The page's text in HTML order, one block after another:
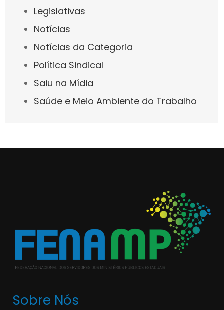
Legislativas
Notícias
Notícias da Categoria
Política Sindical
Saiu na Mídia
Saúde e Meio Ambiente do Trabalho
Sobre Nós